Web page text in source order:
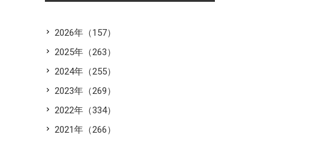
2026年（157）
2025年（263）
2024年（255）
2023年（269）
2022年（334）
2021年（266）